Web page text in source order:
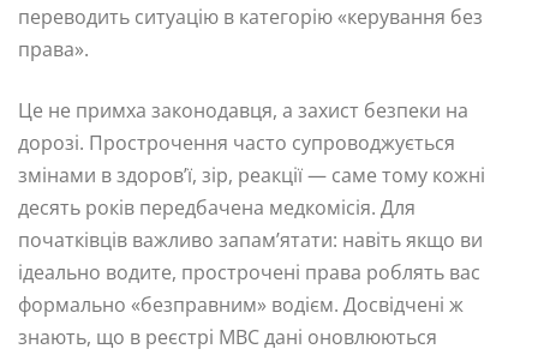
переводить ситуацію в категорію «керування без
права».
Це не примха законодавця, а захист безпеки на
дорозі. Прострочення часто супроводжується
змінами в здоров’ї, зір, реакції — саме тому кожні
десять років передбачена медкомісія. Для
початківців важливо запам’ятати: навіть якщо ви
ідеально водите, прострочені права роблять вас
формально «безправним» водієм. Досвідчені ж
знають, що в реєстрі МВС дані оновлюються